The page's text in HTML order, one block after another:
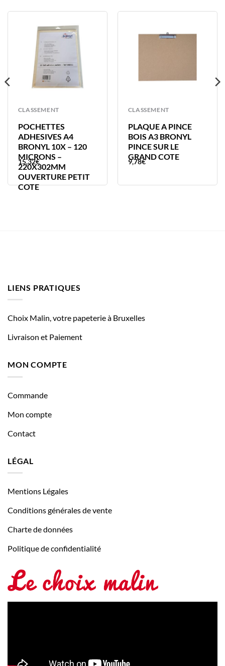
CLASSEMENT
POCHETTES
ADHESIVES A4
BRONYL 10X – 120
MICRONS –
220X302MM
OUVERTURE PETIT
COTE
15,32€
CLASSEMENT
PLAQUE A PINCE
BOIS A3 BRONYL
PINCE SUR LE
GRAND COTE
9,78€
LIENS PRATIQUES
Choix Malin, votre papeterie à Bruxelles
Livraison et Paiement
MON COMPTE
Commande
Mon compte
Contact
LÉGAL
Mentions Légales
Conditions générales de vente
Charte de données
Politique de confidentialité